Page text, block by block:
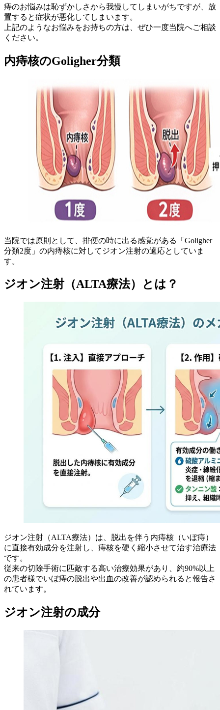
痔のお悩みは恥ずかしさから我慢してしまいがちですが、放
置すると症状が悪化してしまいます。
上記のようなお悩みをお持ちの方は、ぜひ一度当院へご相談
ください。
内痔核のGoligher分類
当院では原則として、排便の時に出る感覚がある「 Goligher
分類2度 」の内痔核に対してジオン注射の適応としていま
す。
ジオン注射（ALTA療法）とは？
ジオン注射（ALTA療法）は、脱出を伴う内痔核（いぼ痔）
に直接有効成分を注射し、痔核を硬く縮小させて治す治療法
です。
従来の切除手術に匹敵する高い治療効果があり、 約90%以上
の患者様でいぼ痔の脱出や出血の改善が認められると報告さ
れています。
ジオン注射の成分